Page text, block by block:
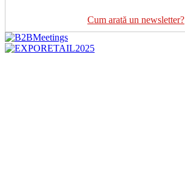
Cum arată un newsletter?